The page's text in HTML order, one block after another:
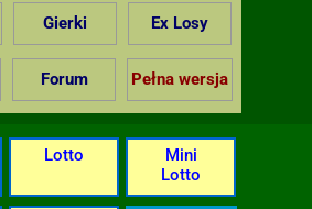
Gierki Ex Losy
Forum Pełna wersja
Lotto
Mini
Lotto